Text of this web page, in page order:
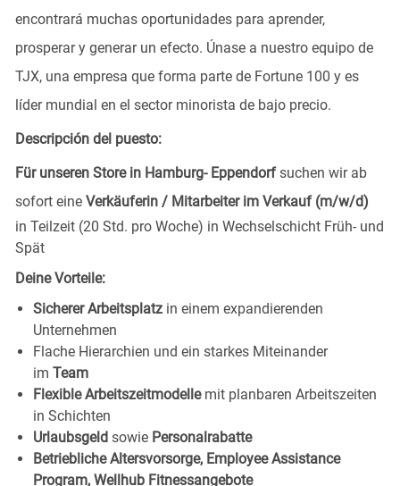
encontrará muchas oportunidades para aprender,
prosperar y generar un efecto. Únase a nuestro equipo de
TJX, una empresa que forma parte de Fortune 100 y es
líder mundial en el sector minorista de bajo precio.
Descripción del puesto:
Für unseren Store in Hamburg- Eppendorf suchen wir ab
sofort eine Verkäuferin / Mitarbeiter im Verkauf (m/w/d)
in Teilzeit (20 Std. pro Woche) in Wechselschicht Früh- und
Spät
Deine Vorteile:
Sicherer Arbeitsplatz in einem expandierenden
Unternehmen
Flache Hierarchien und ein starkes Miteinander
im Team
Flexible Arbeitszeitmodelle mit planbaren Arbeitszeiten
in Schichten
Urlaubsgeld sowie Personalrabatte
Betriebliche Altersvorsorge, Employee Assistance
Program, Wellhub Fitnessangebote